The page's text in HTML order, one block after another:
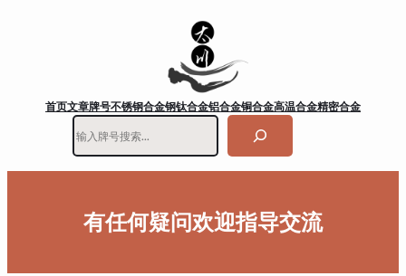
首页文章牌号不锈钢合金钢钛合金铝合金铜合金高温合金精密合金
有任何疑问欢迎指导交流